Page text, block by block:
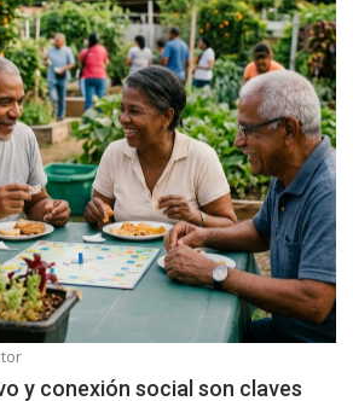
y conexión social son claves